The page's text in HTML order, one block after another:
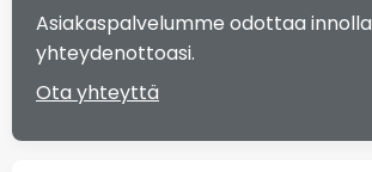
Asiakaspalvelumme odottaa innolla
yhteydenottoasi.
Ota yhteyttä